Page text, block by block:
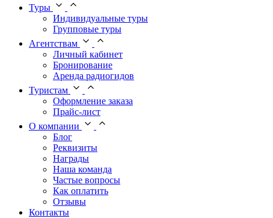
Туры
Индивидуальные туры
Групповые туры
Агентствам
Личный кабинет
Бронирование
Аренда радиогидов
Туристам
Оформление заказа
Прайс-лист
О компании
Блог
Реквизиты
Награды
Наша команда
Частые вопросы
Как оплатить
Отзывы
Контакты